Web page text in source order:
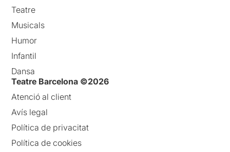
Teatre
Musicals
Humor
Infantil
Dansa
Teatre Barcelona ©2026
Atenció al client
Avís legal
Política de privacitat
Política de cookies